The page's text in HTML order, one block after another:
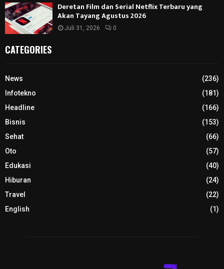
Deretan Film dan Serial Netflix Terbaru yang
Akan Tayang Agustus 2026
Juli 31, 2026 0
CATEGORIES
News
(236)
Infotekno
(181)
Headline
(166)
Bisnis
(153)
Sehat
(66)
Oto
(57)
Edukasi
(40)
Hiburan
(24)
Travel
(22)
English
(1)